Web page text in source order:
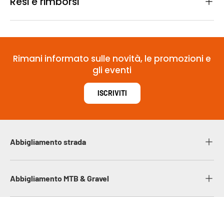
Rimani informato sulle novità, le promozioni e
gli eventi
ISCRIVITI
Abbigliamento strada
Abbigliamento MTB & Gravel